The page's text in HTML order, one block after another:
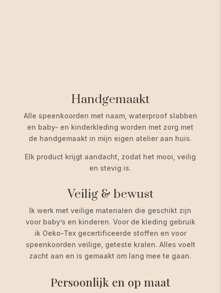
Handgemaakt
Alle speenkoorden met naam, waterproof slabben
en baby- en kinderkleding worden met zorg met
de handgemaakt in mijn eigen atelier aan huis.
Elk product krijgt aandacht, zodat het mooi, veilig
en stevig is.
Veilig & bewust
Ik werk met veilige materialen die geschikt zijn
voor baby’s en kinderen. Voor de kleding gebruik
ik Oeko-Tex gecertificeerde stoffen en voor
speenkoorden veilige, geteste kralen. Alles voelt
zacht aan en is gemaakt om lang mee te gaan.
Persoonlijk en op maat